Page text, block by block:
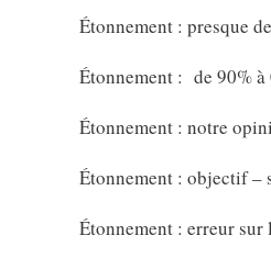
Étonnement : presque
Étonnement : de 90% à
Étonnement : notre
Étonnement : objectif –
Étonnement : erreur